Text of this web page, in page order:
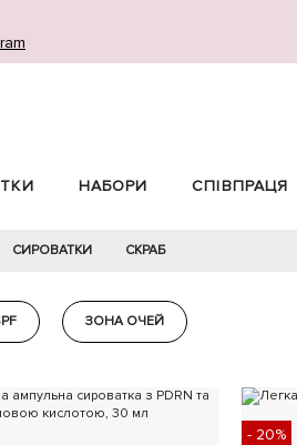
НАБОРИ СПІВПРАЦЯ
СИРОВАТКИ СКРАБ
ЗОНА ОЧЕЙ
- 20%